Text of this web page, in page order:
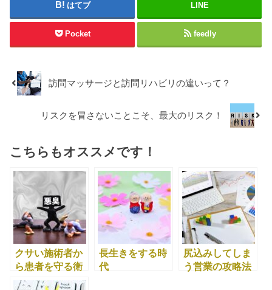
はてブ LINE
Pocket feedly
訪問マッサージと訪問リハビリの違いって？
リスクを冒さないことこそ、最大のリスク！
こちらもオススメです！
クサい施術者か
ら患者を守る衛
生基準
長生きをする時
代
尻込みしてしま
う営業の攻略法